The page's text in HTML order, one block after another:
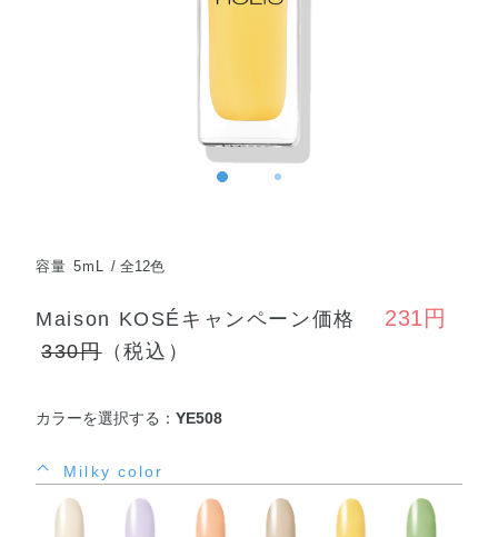
容量 5mL 全12色
Maison KOSÉキャンペーン価格 231円
330円（税込）
カラーを選択する：YE508
Milky color